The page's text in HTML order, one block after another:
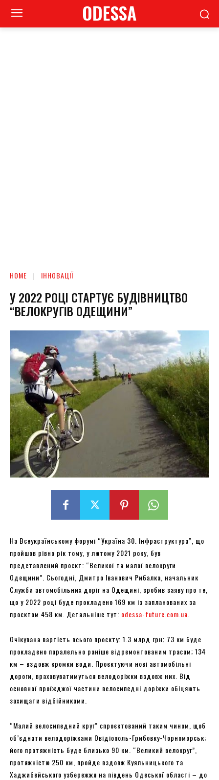
ODESSA
HOME ІННОВАЦІЇ
У 2022 РОЦІ СТАРТУЄ БУДІВНИЦТВО
“ВЕЛОКРУГІВ ОДЕЩИНИ”
На Всеукраїнському форумі “Україна 30. Інфраструктура”, що
пройшов рівно рік тому, у лютому 2021 року, був
представлений проєкт: “Великої та малої велокруги
Одещини”. Сьогодні, Дмитро Іванович Рибалка, начальник
Служби автомобільних доріг на Одещині, зробив заяву про те,
що у 2022 році буде прокладено 169 км із запланованих за
проєктом 458 км. Детальніше тут: odessa-future.com.ua
Очікувана вартість всього проєкту: 1.3 млрд грн; 73 км буде
прокладено паралельно раніше відремонтованим трасам; 134
км – вздовж кромки води. Проєктуючи нові автомобільні
дороги, враховуватимуться велодоріжки вздовж них. Від
основної проїжджої частини велосипедні доріжки обіцяють
захищати відбійниками.
“Малий велосипедний круг” спроєктований таким чином, щоб
об’єднати велодоріжками Овідіополь-Грибовку-Чорноморськ;
його протяжність буде близько 90 км. “Великий велокруг”,
протяжністю 250 км, пройде вздовж Куяльницького та
Хаджибейського узбережжя на південь Одеської області – до